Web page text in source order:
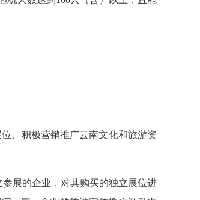
、积极营销推广云南文化和旅游资
展的企业，对其购买的独立展位进